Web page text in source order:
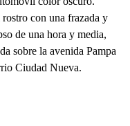
con una frazada y
de una hora y media,
sobre la avenida Pampa
Ciudad Nueva.